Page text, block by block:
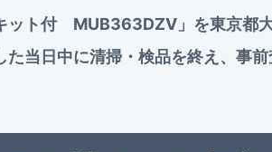
ト付 MUB363DZV」を東京都
当日中に清掃・検品を終え、事